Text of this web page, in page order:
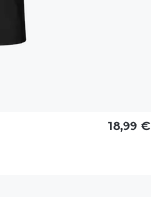
18,99 €